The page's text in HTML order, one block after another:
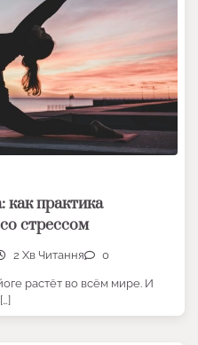
как практика
стрессом
2 Хв Читання 0
растёт во всём мире. И